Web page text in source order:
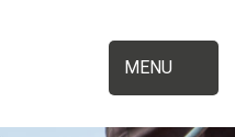
MENU